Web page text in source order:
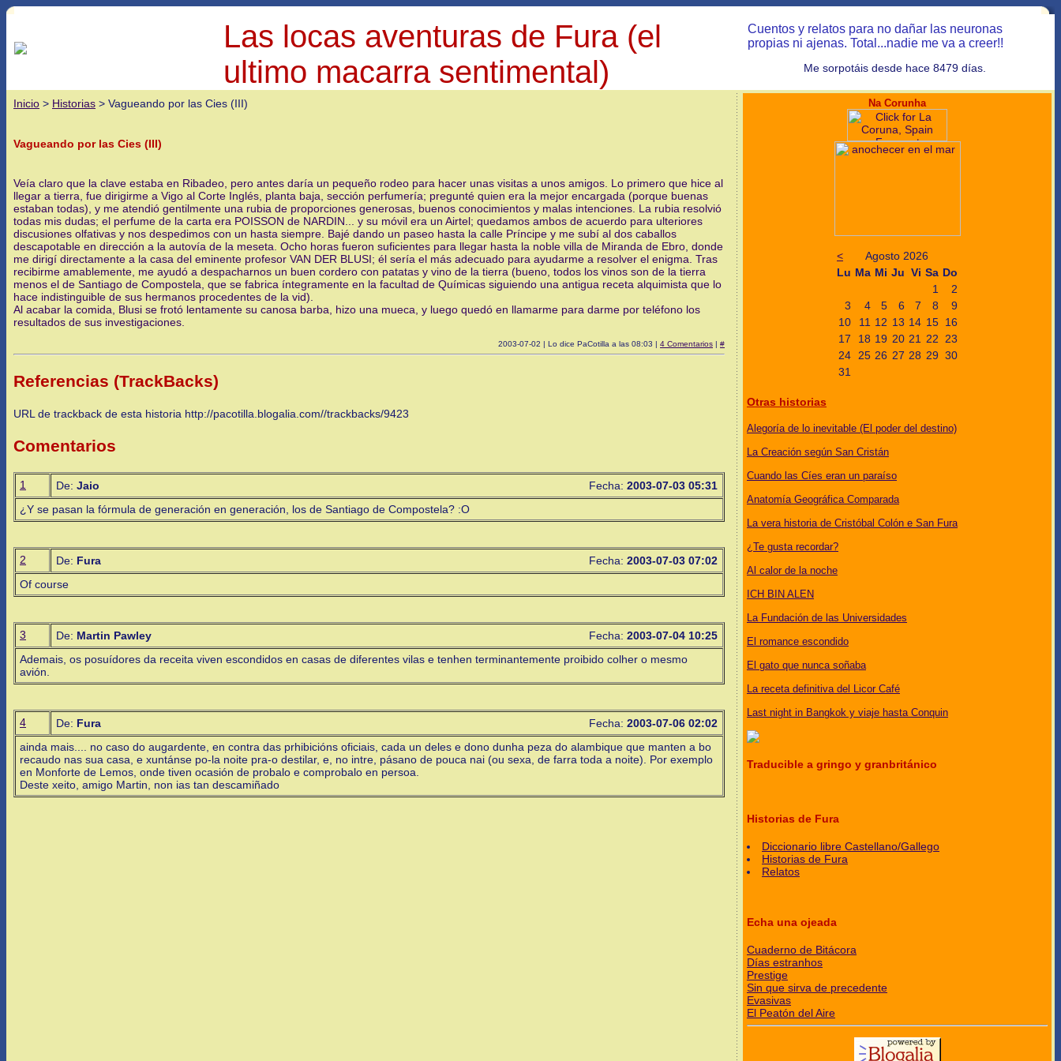
Las locas aventuras de Fura (el
ultimo macarra sentimental)
Cuentos y relatos para no dañar las neuronas
propias ni ajenas. Total...nadie me va a creer!!
Me sorpotáis desde hace 8479 días.
Inicio > Historias > Vagueando por las Cies (III)
Vagueando por las Cies (III)
Veía claro que la clave estaba en Ribadeo, pero antes daría un pequeño rodeo para hacer unas visitas a unos amigos. Lo primero que hice al
llegar a tierra, fue dirigirme a Vigo al Corte Inglés, planta baja, sección perfumería; pregunté quien era la mejor encargada (porque buenas
estaban todas), y me atendió gentilmente una rubia de proporciones generosas, buenos conocimientos y malas intenciones. La rubia resolvió
todas mis dudas; el perfume de la carta era POISSON de NARDIN... y su móvil era un Airtel; quedamos ambos de acuerdo para ulteriores
discusiones olfativas y nos despedimos con un hasta siempre. Bajé dando un paseo hasta la calle Príncipe y me subí al dos caballos
descapotable en dirección a la autovía de la meseta. Ocho horas fueron suficientes para llegar hasta la noble villa de Miranda de Ebro, donde
me dirigí directamente a la casa del eminente profesor VAN DER BLUSI; él sería el más adecuado para ayudarme a resolver el enigma. Tras
recibirme amablemente, me ayudó a despacharnos un buen cordero con patatas y vino de la tierra (bueno, todos los vinos son de la tierra
menos el de Santiago de Compostela, que se fabrica íntegramente en la facultad de Químicas siguiendo una antigua receta alquimista que lo
hace indistinguible de sus hermanos procedentes de la vid).
Al acabar la comida, Blusi se frotó lentamente su canosa barba, hizo una mueca, y luego quedó en llamarme para darme por teléfono los
resultados de sus investigaciones.
2003-07-02 | Lo dice PaCotilla a las 08:03 | 4 Comentarios | #
Referencias (TrackBacks)
URL de trackback de esta historia http://pacotilla.blogalia.com//trackbacks/9423
Comentarios
1 De: Jaio Fecha: 2003-07-03 05:31
¿Y se pasan la fórmula de generación en generación, los de Santiago de Compostela? :O
2 De: Fura Fecha: 2003-07-03 07:02
Of course
3 De: Martin Pawley Fecha: 2003-07-04 10:25
Ademais, os posuídores da receita viven escondidos en casas de diferentes vilas e tenhen terminantemente proibido colher o mesmo
avión.
4 De: Fura Fecha: 2003-07-06 02:02
ainda mais.... no caso do augardente, en contra das prhibicións oficiais, cada un deles e dono dunha peza do alambique que manten a bo
recaudo nas sua casa, e xuntánse po-la noite pra-o destilar, e, no intre, pásano de pouca nai (ou sexa, de farra toda a noite). Por exemplo
en Monforte de Lemos, onde tiven ocasión de probalo e comprobalo en persoa.
Deste xeito, amigo Martin, non ias tan descamiñado
Na Corunha
<
Agosto 2026
Lu Ma Mi Ju Vi Sa Do
1
2
3
4 5 6 7 8
9
10
11 12 13 14 15 16
17
18 19 20 21 22
23
24
25 26 27 28 29 30
31
Otras historias
Alegoría de lo inevitable (El poder del destino)
La Creación según San Cristán
Cuando las Cíes eran un paraíso
Anatomía Geográfica Comparada
La vera historia de Cristóbal Colón e San Fura
¿Te gusta recordar?
Al calor de la noche
ICH BIN ALEN
La Fundación de las Universidades
El romance escondido
El gato que nunca soñaba
La receta definitiva del Licor Café
Last night in Bangkok y viaje hasta Conquin
Traducible a gringo y granbritánico
Historias de Fura
Diccionario libre Castellano/Gallego
Historias de Fura
Relatos
Echa una ojeada
Cuaderno de Bitácora
Días estranhos
Prestige
Sin que sirva de precedente
Evasivas
El Peatón del Aire